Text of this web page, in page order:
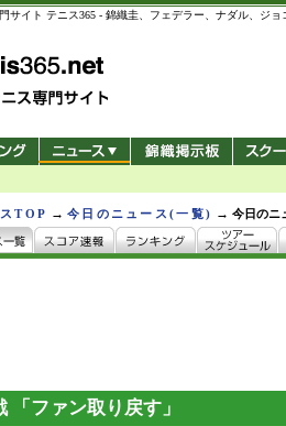
サイト テニス365 - 錦織圭、フェデラー、ナダル、ジ
TOP →今日のニュース(一覧) →今日のニ
「ファン取り戻す」